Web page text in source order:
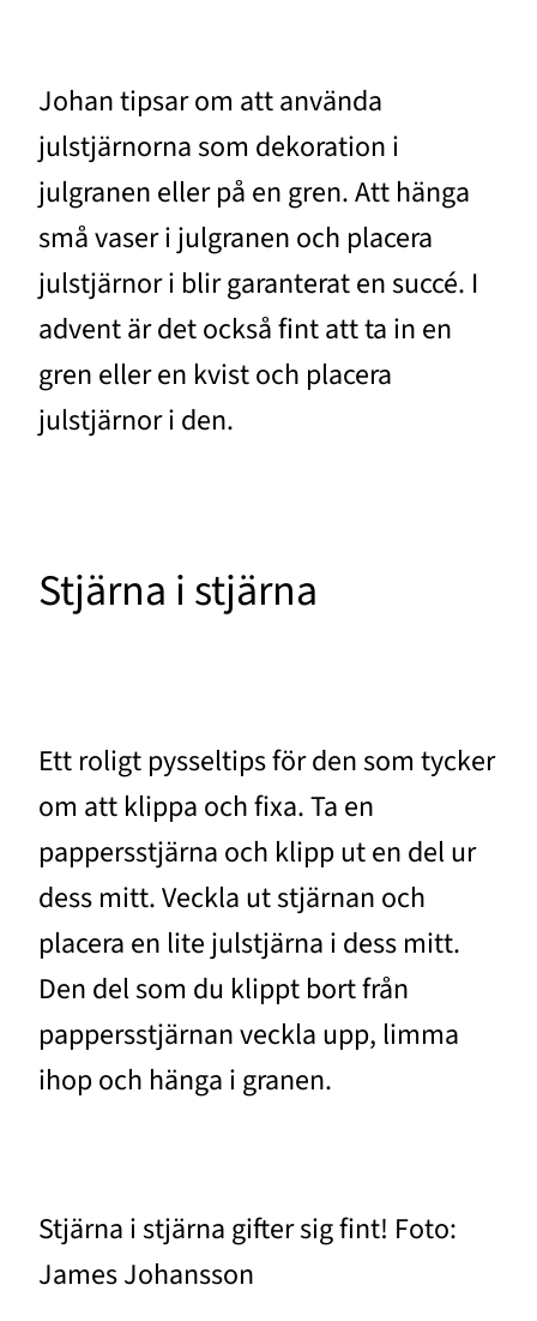
Johan tipsar om att använda
julstjärnorna som dekoration i
julgranen eller på en gren. Att hänga
små vaser i julgranen och placera
julstjärnor i blir garanterat en succé. I
advent är det också fint att ta in en
gren eller en kvist och placera
julstjärnor i den.
Stjärna i stjärna
Ett roligt pysseltips för den som tycker
om att klippa och fixa. Ta en
pappersstjärna och klipp ut en del ur
dess mitt. Veckla ut stjärnan och
placera en lite julstjärna i dess mitt.
Den del som du klippt bort från
pappersstjärnan veckla upp, limma
ihop och hänga i granen.
Stjärna i stjärna gifter sig fint! Foto:
James Johansson